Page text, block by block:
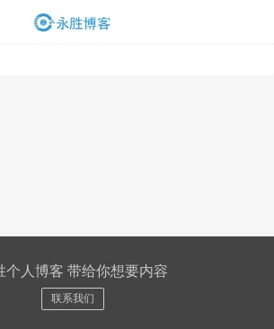
个人博客 带给你想要内容
联系我们